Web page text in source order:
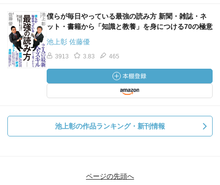
高専教育の問題はそこですね（佐藤）
東工大でよく言われるのは、東大出は会社の社長になる、
東工大出は工場長になるということです。
しかしやはり大学で教えていると、世界史・日本史・地理
をちゃんと勉強している学生がいない。（池上）
ただ、東京大学の世界大学ランキングの順位が落ちたと聞
いますし、
テレビでもそんな報道をしていますけど、それは気にする
必要がありません。
留学生がどのくらいいるかとか、
僕らが毎日やっている最強の読み方 新聞・雑誌・ネ
ット・書籍から「知識と教養」を身につける70の極意
池上彰 佐藤優
3913 3.83 465
池上彰の作品ランキング・新刊情報
ページの先頭へ